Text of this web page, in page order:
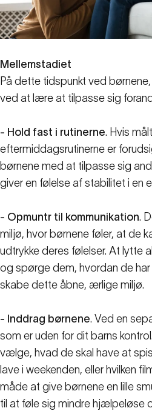
Mellemstadiet
På dette tidspunkt ved
ved at lære at tilpasse sig
- Hold fast i rutinerne. Hvis
eftermiddagsrutinerne er
børnene med at tilpasse sig
giver en følelse af stabilitet i en
- Opmuntr til kommunikation.
miljø, hvor børnene føler, at de
udtrykke deres følelser. At lytte
og spørge dem, hvordan de
skabe dette åbne, ærlige miljø.
- Inddrag børnene. Ved en
som er uden for dit barns
vælge, hvad de skal have at
lave i weekenden, eller hvilken
måde at give børnene en lille
til at føle sig mindre hjælpeløse